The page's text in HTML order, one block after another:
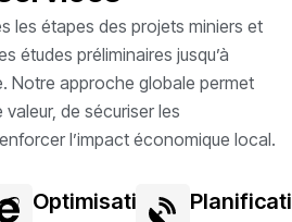
les étapes des projets miniers et
études préliminaires jusqu’à
Notre approche globale permet
de sécuriser les
l’impact économique local.
Optimisation